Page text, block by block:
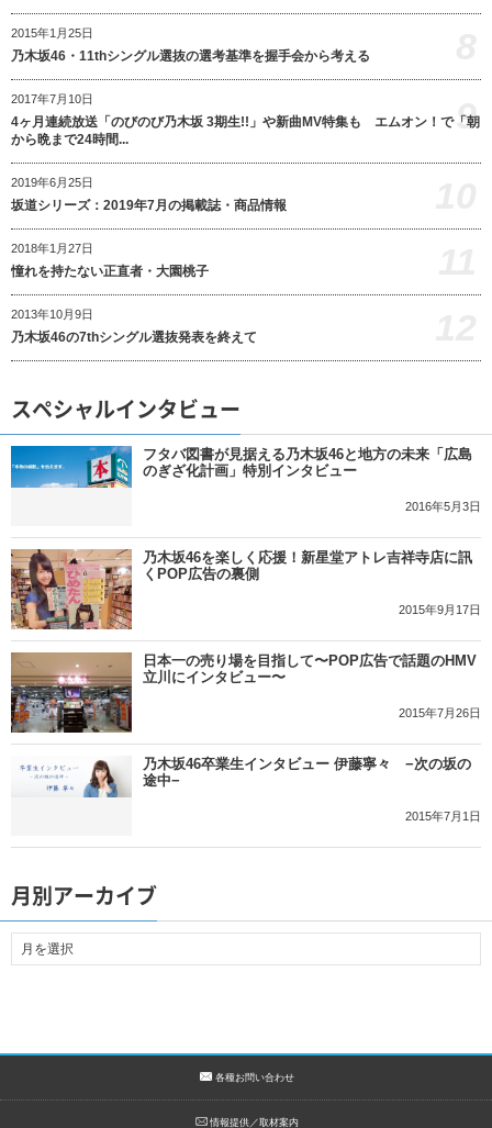
2015年1月25日
乃木坂46・11thシングル選抜の選考基準を握手会から考える
2017年7月10日
4ヶ月連続放送「のびのび乃木坂 3期生!!」や新曲MV特集も エムオン！で「朝
から晩まで24時間...
9
2019年6月25日
坂道シリーズ：2019年7月の掲載誌・商品情報
2018年1月27日
憧れを持たない正直者・大園桃子
2013年10月9日
乃木坂46の7thシングル選抜発表を終えて
スペシャルインタビュー
フタバ図書が見据える乃木坂46と地方の未来「広島
のぎざ化計画」特別インタビュー
2016年5月3日
乃木坂46を楽しく応援！新星堂アトレ吉祥寺店に訊
くPOP広告の裏側
2015年9月17日
日本一の売り場を目指して〜POP広告で話題のHMV
立川にインタビュー〜
2015年7月26日
乃木坂46卒業生インタビュー 伊藤寧々 −次の坂の
途中−
2015年7月1日
月別アーカイブ
各種お問い合わせ
情報提供／取材案内